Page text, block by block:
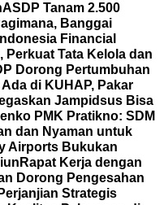
ASDP Tanam 2.500
Banggai
Financial
Perkuat Tata Kelola dan
Dorong Pertumbuhan
Ada di KUHAP, Pakar
Jampidsus Bisa
PMK Pratikno: SDM
dan Nyaman untuk
Airports Bukukan
Rapat Kerja dengan
Dorong Pengesahan
Strategis